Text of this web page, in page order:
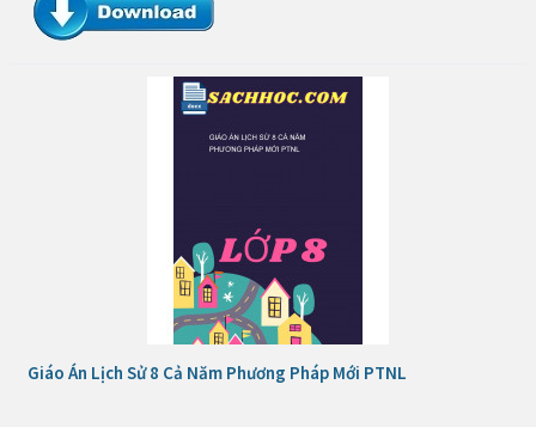
Giáo Án Lịch Sử 8 Cả Năm Phương Pháp Mới PTNL